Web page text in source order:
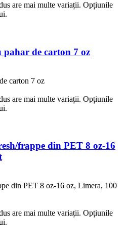
are mai multe variații. Opțiunile
pahar de carton 7 oz
carton 7 oz
are mai multe variații. Opțiunile
frappe din PET 8 oz-16
din PET 8 oz-16 oz, Limera, 100
are mai multe variații. Opțiunile